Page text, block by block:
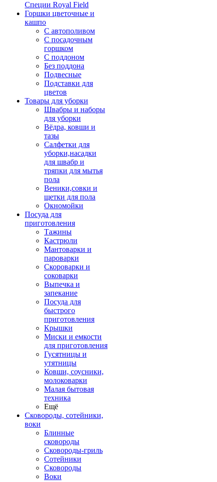
Специи Royal Field
Горшки цветочные и
кашпо
С автополивом
С посадочным
горшком
С поддоном
Без поддона
Подвесные
Подставки для
цветов
Товары для уборки
Швабры и наборы
для уборки
Вёдра, ковши и
тазы
Салфетки для
уборки,насадки
для швабр и
тряпки для мытья
пола
Веники,совки и
щетки для пола
Окномойки
Посуда для
приготовления
Тажины
Кастрюли
Мантоварки и
пароварки
Скороварки и
соковарки
Выпечка и
запекание
Посуда для
быстрого
приготовления
Крышки
Миски и емкости
для приготовления
Гусятницы и
утятницы
Ковши, соусники,
молоковарки
Малая бытовая
техника
Ещё
Сковороды, сотейники,
воки
Блинные
сковороды
Сковороды-гриль
Сотейники
Сковороды
Воки